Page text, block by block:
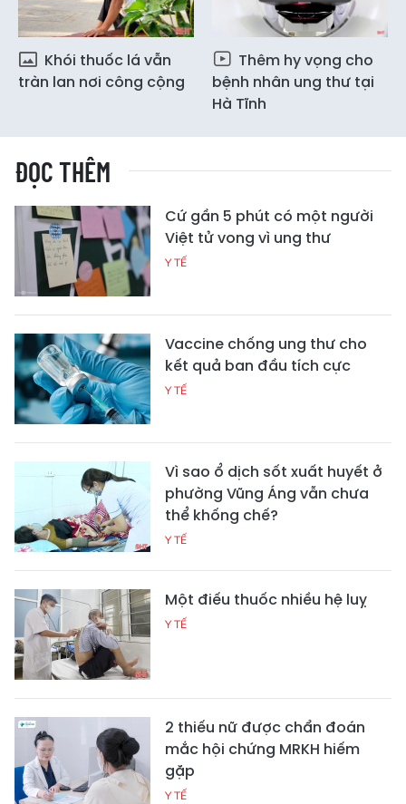
Khói thuốc lá vẫn
tràn lan nơi công cộng
Thêm hy vọng cho
bệnh nhân ung thư tại
Hà Tĩnh
ĐỌC THÊM
Cứ gần 5 phút có một người
Việt tử vong vì ung thư
Y TẾ
Vaccine chống ung thư cho
kết quả ban đầu tích cực
Y TẾ
Vì sao ổ dịch sốt xuất huyết ở
phường Vũng Áng vẫn chưa
thể khống chế?
Y TẾ
Một điếu thuốc nhiều hệ luỵ
Y TẾ
2 thiếu nữ được chẩn đoán
mắc hội chứng MRKH hiếm
gặp
Y TẾ